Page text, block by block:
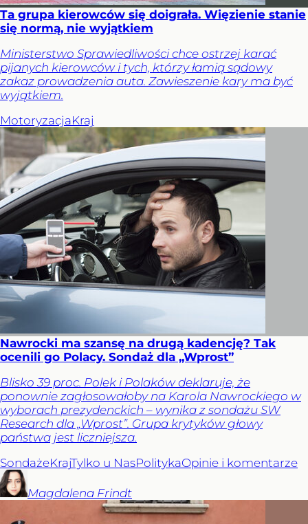
Ta grupa kierowców się doigrała. Więzienie stanie
się normą, nie wyjątkiem
Ministerstwo Sprawiedliwości chce ostrzej karać
pijanych kierowców i tych, którzy łamią sądowy
zakaz prowadzenia auta. Zawieszenie kary ma być
wyjątkiem.
MotoryzacjaKraj
Nawrocki ma szansę na drugą kadencję? Tak
ocenili go Polacy. Sondaż dla „Wprost”
Blisko 39 proc. Polek i Polaków deklaruje, że
ponownie zagłosowałoby na Karola Nawrockiego w
wyborach prezydenckich – wynika z sondażu SW
Research dla „Wprost”. Grupa krytyków głowy
państwa jest liczniejsza.
SondażeKrajTylko u NasPolitykaOpinie i komentarze
Magdalena Frindt